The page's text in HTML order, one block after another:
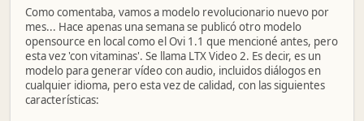
Como comentaba, vamos a modelo revolucionario nuevo por
mes... Hace apenas una semana se publicó otro modelo
opensource en local como el Ovi 1.1 que mencioné antes, pero
esta vez 'con vitaminas'. Se llama LTX Video 2. Es decir, es un
modelo para generar vídeo con audio, incluidos diálogos en
cualquier idioma, pero esta vez de calidad, con las siguientes
características: